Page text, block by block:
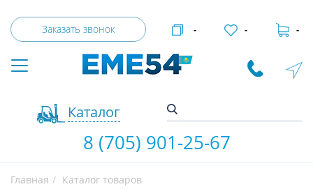
Заказать звонок
Каталог
- - -
8 (705) 901-25-67
Главная
Каталог товаров